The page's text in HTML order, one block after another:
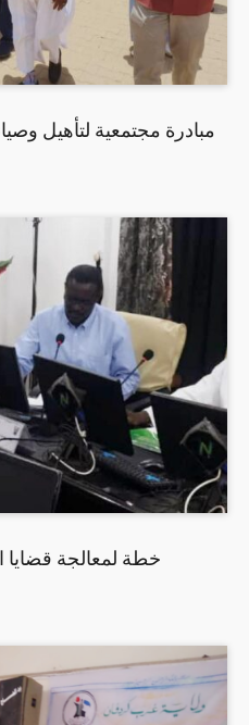
مبادرة مجتمعية لتأهيل
خطة لمعالجة قضايا